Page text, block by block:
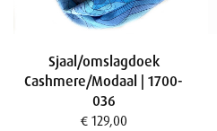
Sjaal/omslagdoek
Cashmere/Modaal | 1700-
036
€ 129,00